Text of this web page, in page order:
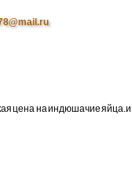
цена на индюшачие яйца.и